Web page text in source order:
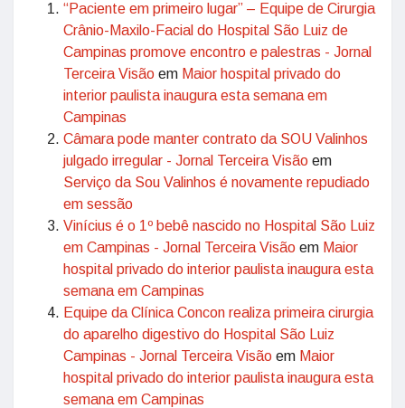
“Paciente em primeiro lugar” – Equipe de Cirurgia
Crânio-Maxilo-Facial do Hospital São Luiz de
Campinas promove encontro e palestras - Jornal
Terceira Visão em Maior hospital privado do
interior paulista inaugura esta semana em
Campinas
Câmara pode manter contrato da SOU Valinhos
julgado irregular - Jornal Terceira Visão em
Serviço da Sou Valinhos é novamente repudiado
em sessão
Vinícius é o 1º bebê nascido no Hospital São Luiz
em Campinas - Jornal Terceira Visão em Maior
hospital privado do interior paulista inaugura esta
semana em Campinas
Equipe da Clínica Concon realiza primeira cirurgia
do aparelho digestivo do Hospital São Luiz
Campinas - Jornal Terceira Visão em Maior
hospital privado do interior paulista inaugura esta
semana em Campinas